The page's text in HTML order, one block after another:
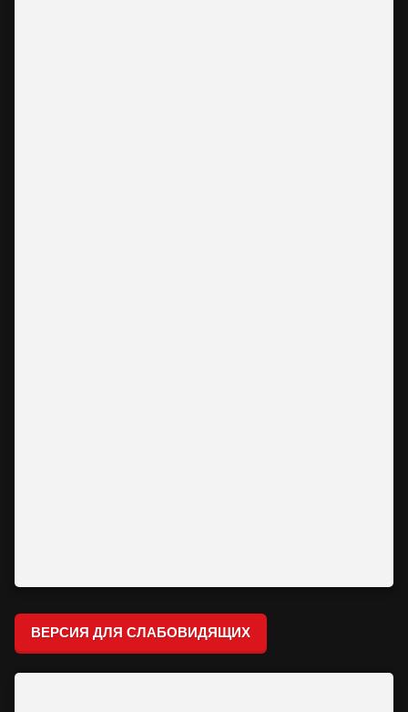
ВЕРСИЯ ДЛЯ СЛАБОВИДЯЩИХ